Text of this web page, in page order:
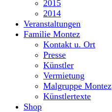
2015
2014
Veranstaltungen
Familie Montez
Kontakt u. Ort
Presse
Künstler
Vermietung
Malgruppe Montez
Künstlertexte
Shop